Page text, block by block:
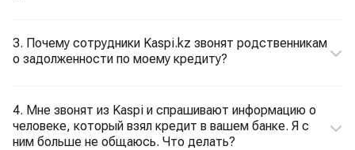
3. Почему сотрудники Kaspi.kz звонят родственникам
о задолженности по моему кредиту?
4. Мне звонят из Kaspi и спрашивают информацию о
человеке, который взял кредит в вашем банке. Я с
ним больше не общаюсь. Что делать?